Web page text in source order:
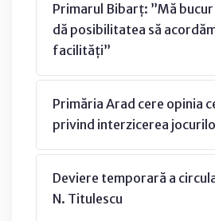
Primarul Bibarț: ”Mă bucur
dă posibilitatea să
facilități”
Primăria Arad cere opinia
privind interzicerea
Deviere temporară a
N. Titulescu